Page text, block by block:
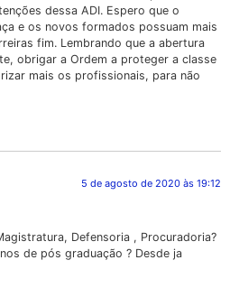
dessa ADI. Espero que o
e os novos formados possuam mais
fim. Lembrando que a abertura
obrigar a Ordem a proteger a classe
mais os profissionais, para não
5 de agosto de 2020 às 19:12
Defensoria , Procuradoria?
de pós graduação ? Desde ja